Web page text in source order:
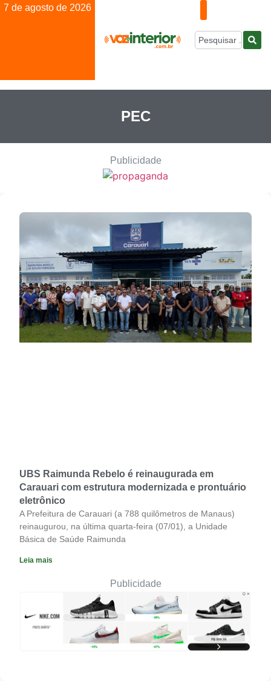
7 de agosto de 2026
PEC
Publicidade
UBS Raimunda Rebelo é reinaugurada em
Carauari com estrutura modernizada e prontuário
eletrônico
A Prefeitura de Carauari (a 788 quilômetros de Manaus)
reinaugurou, na última quarta-feira (07/01), a Unidade
Básica de Saúde Raimunda
Leia mais
Publicidade